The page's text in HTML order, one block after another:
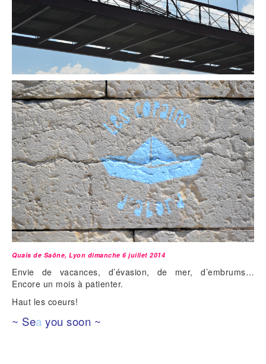
Quais de Saône, Lyon dimanche 6 juillet 2014
Envie de vacances, d’évasion, de mer, d’embrums…
Encore un mois à patienter.
Haut les coeurs!
~ Sea you soon ~